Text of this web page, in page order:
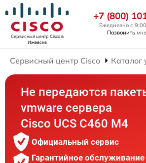
Сервисный центр Ciscoв
Ижевске
+7 (800)
Ежедневно с
Позвонить
Сервисный центр Cisco Каталог
Не передаются
vmware сервера
Cisco UCS C460 M4
Официальный сервис
Гарантийное обслуживание